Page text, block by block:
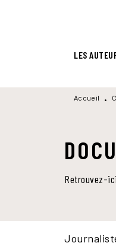
LES
Accueil •
Retrouvez-